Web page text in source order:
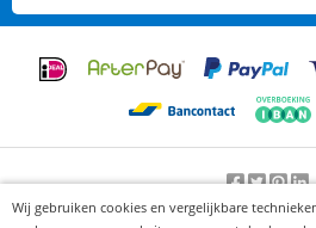
Beoordeling door klanten:9.2/10-
Wij gebruiken cookies en vergelijkbare